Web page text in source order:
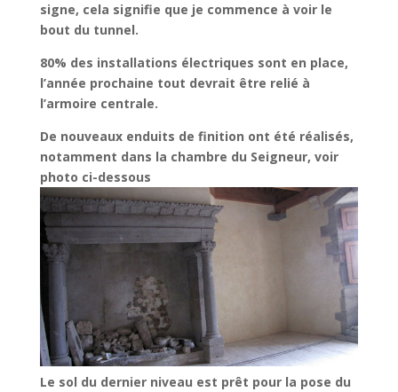
signe, cela signifie que je commence à voir le
bout du tunnel.
80% des installations électriques sont en place,
l’année prochaine tout devrait être relié à
l’armoire centrale.
De nouveaux enduits de finition ont été réalisés,
notamment dans la chambre du Seigneur, voir
photo ci-dessous
Le sol du dernier niveau est prêt pour la pose du